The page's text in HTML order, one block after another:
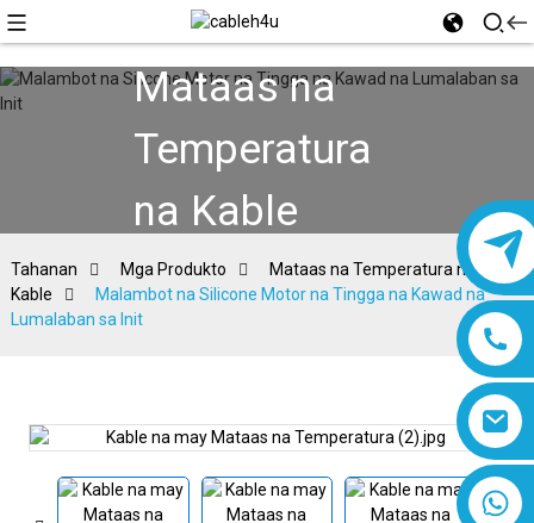
8618019377761
Mataas na
Temperatura
na Kable
Tahanan Mga Produkto
Mataas na Temperatura na
Kable
Malambot na Silicone Motor na Tingga na Kawad na
Lumalaban sa Init